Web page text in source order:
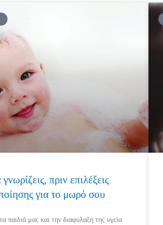
πριν επιλέξεις
για το μωρό σου
παιδιά μας και την διαφύλαξη της υγεία